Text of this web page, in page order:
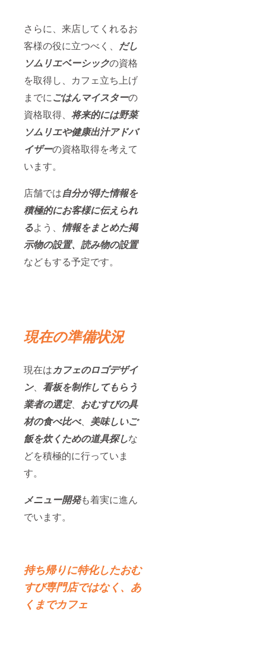
さらに、来店してくれるお
客様の役に立つべく、 だし
ソムリエベーシックの資格
を取得し、カフェ立ち上げ
までにごはんマイスターの
資格取得、 将来的には野菜
ソムリエや健康出汁アドバ
イザーの資格取得を考えて
います。
店舗では自分が得た情報を
積極的にお客様に伝えられ
るよう、 情報をまとめた掲
示物の設置、読み物の設置
などもする予定です。
現在の準備状況
現在はカフェのロゴデザイ
ン、 看板を制作してもらう
業者の選定、 おむすびの具
材の食べ比べ、 美味しいご
飯を炊くための道具探しな
どを積極的に行っていま
す。
メニュー開発も着実に進ん
でいます。
持ち帰りに特化したおむ
すび専門店ではなく、あ
くまでカフェ